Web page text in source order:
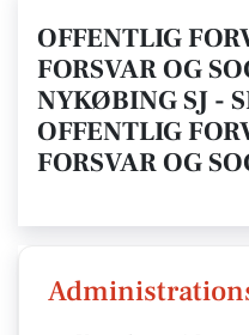
OFFENTLIG
FORSVAR OG
NYKØBING SJ -
OFFENTLIG
FORSVAR OG